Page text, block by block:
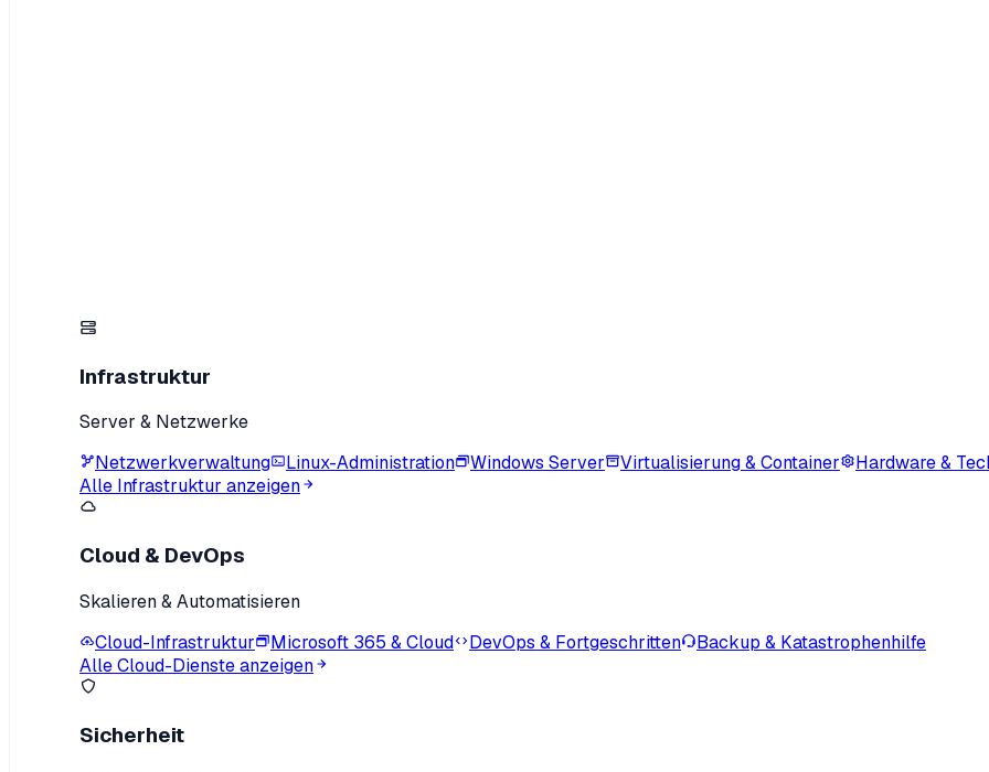
Infrastruktur
Server & Netzwerke
Netzwerkverwaltung
Linux-Administration Windows Server Virtualisierung & Container
Hardware &
Alle Infrastruktur anzeigen
Cloud & DevOps
Skalieren & Automatisieren
Cloud-Infrastruktur
Microsoft 365 & Cloud DevOps & Fortgeschritten
Backup & Katastrophenhilfe
Alle Cloud-Dienste anzeigen
Sicherheit